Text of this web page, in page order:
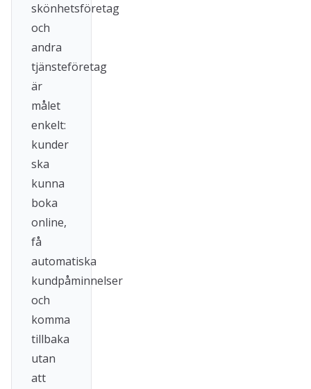
skönhetsföretag
och
andra
tjänsteföretag
är
målet
enkelt:
kunder
ska
kunna
boka
online,
få
automatiska
kundpåminnelser
och
komma
tillbaka
utan
att